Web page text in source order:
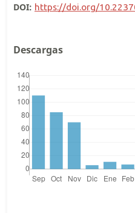
DOI: https://doi.org/
Descargas